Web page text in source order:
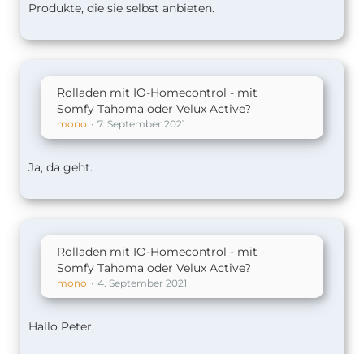
Produkte, die sie selbst anbieten.
Rolladen mit IO-Homecontrol - mit
Somfy Tahoma oder Velux Active?
mono 7. September 2021
Ja, da geht.
Rolladen mit IO-Homecontrol - mit
Somfy Tahoma oder Velux Active?
mono 4. September 2021
Hallo Peter,